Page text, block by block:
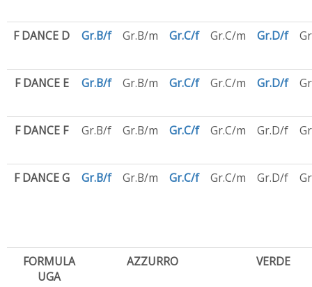
F DANCE D Gr.B/f Gr.B/m Gr.C/f Gr.C/m Gr.D/f
F DANCE E Gr.B/f Gr.B/m Gr.C/f Gr.C/m Gr.D/f
F DANCE F Gr.B/f Gr.B/m Gr.C/f Gr.C/m Gr.D/f
F DANCE G Gr.B/f Gr.B/m Gr.C/f Gr.C/m Gr.D/f
FORMULA
UGA
AZZURRO VERDE